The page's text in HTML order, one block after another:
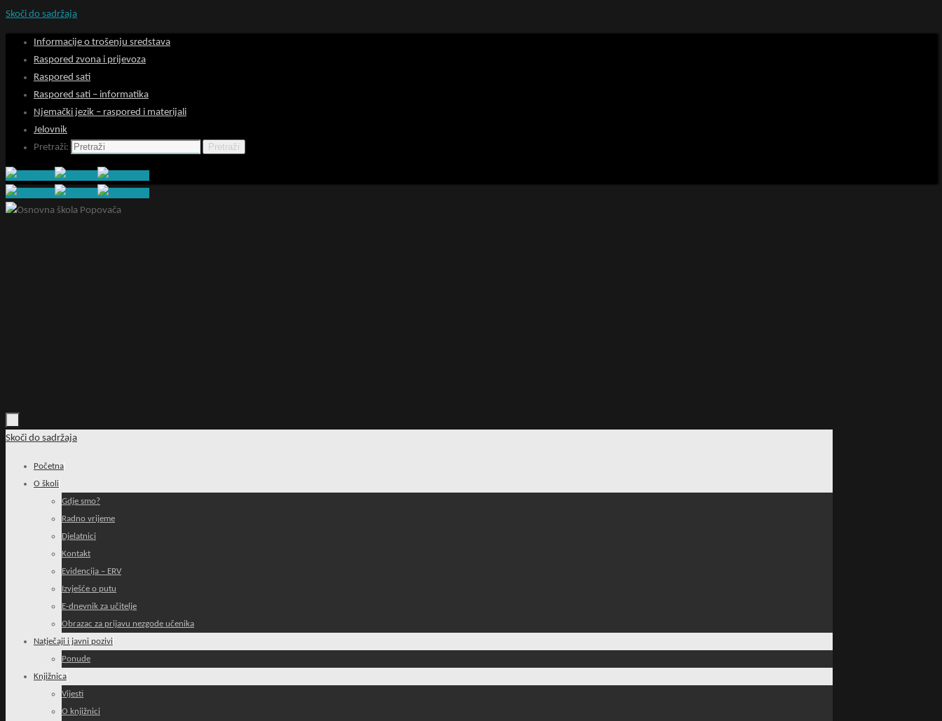
Skoči do sadržaja
Informacije o trošenju sredstava
Raspored zvona i prijevoza
Raspored sati
Raspored sati – informatika
Njemački jezik – raspored i materijali
Jelovnik
Pretraži:
Pretraži
Skoči do sadržaja
Početna
O školi
Gdje smo?
Radno vrijeme
Djelatnici
Kontakt
Evidencija – ERV
Izvješće o putu
E-dnevnik za učitelje
Obrazac za prijavu nezgode učenika
Natječaji i javni pozivi
Ponude
Knjižnica
Vijesti
O knjižnici